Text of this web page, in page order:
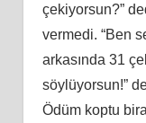
çekiyorsun?”
vermedi. “Ben
arkasında 31
söylüyorsun!”
Ödüm koptu